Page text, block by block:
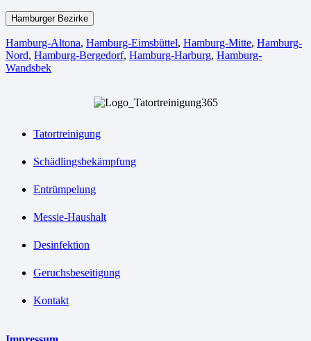
Hamburger Bezirke
Hamburg-Altona, Hamburg-Eimsbüttel, Hamburg-Mitte, Hamburg-
Nord, Hamburg-Bergedorf, Hamburg-Harburg, Hamburg-
Wandsbek
Tatortreinigung
Schädlingsbekämpfung
Entrümpelung
Messie-Haushalt
Desinfektion
Geruchsbeseitigung
Kontakt